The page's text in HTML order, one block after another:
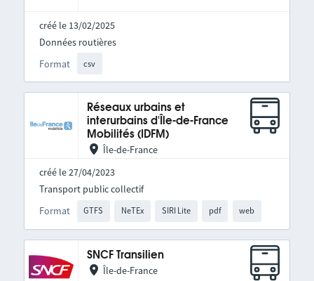
créé le 13/02/2025
Format csv
Données routières
Réseaux urbains et
interurbains d'Île-de-France
Mobilités (IDFM)
Île-de-France
créé le 27/04/2023
Format GTFS NeTEx SIRI Lite pdf web
Transport public collectif
SNCF Transilien
Île-de-France